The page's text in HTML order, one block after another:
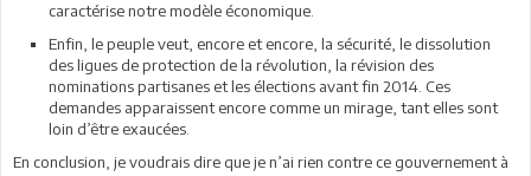
caractérise notre modèle économique.
Enfin, le peuple veut, encore et encore, la sécurité, le dissolution
des ligues de protection de la révolution, la révision des
nominations partisanes et les élections avant fin 2014. Ces
demandes apparaissent encore comme un mirage, tant elles sont
loin d’être exaucées.
En conclusion, je voudrais dire que je n’ai rien contre ce gouvernement à